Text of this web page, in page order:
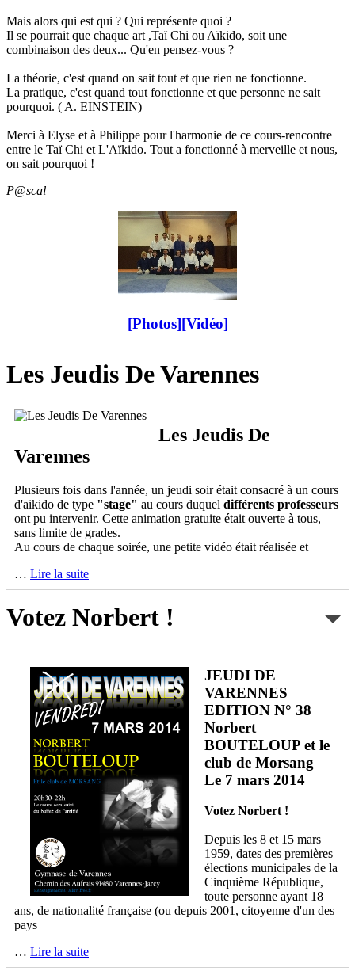
Mais alors qui est qui ? Qui représente quoi ?
Il se pourrait que chaque art ,Taï Chi ou Aïkido, soit une
combinaison des deux... Qu'en pensez-vous ?
La théorie, c'est quand on sait tout et que rien ne fonctionne.
La pratique, c'est quand tout fonctionne et que personne ne sait
pourquoi. ( A. EINSTEIN)
Merci à Elyse et à Philippe pour l'harmonie de ce cours-rencontre
entre le Taï Chi et L'Aïkido. Tout a fonctionné à merveille et nous,
on sait pourquoi !
P@scal
[Photos][Vidéo]
Les Jeudis De Varennes
Les Jeudis De
Varennes
Plusieurs fois dans l'année, un jeudi soir était consacré à un cours
d'aikido de type "stage" au cours duquel différents professeurs
ont pu intervenir. Cette animation gratuite était ouverte à tous,
sans limite de grades.
Au cours de chaque soirée, une petite vidéo était réalisée et
… Lire la suite
Votez Norbert !
JEUDI DE
VARENNES
EDITION N° 38
Norbert
BOUTELOUP et le
club de Morsang
Le 7 mars 2014
Votez Norbert !
Depuis les 8 et 15 mars
1959, dates des premières
élections municipales de la
Cinquième République,
toute personne ayant 18
ans, de nationalité française (ou depuis 2001, citoyenne d'un des
pays
… Lire la suite